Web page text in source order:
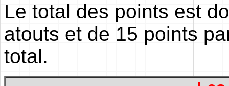
Le total des points est
atouts et de 15 points
total.